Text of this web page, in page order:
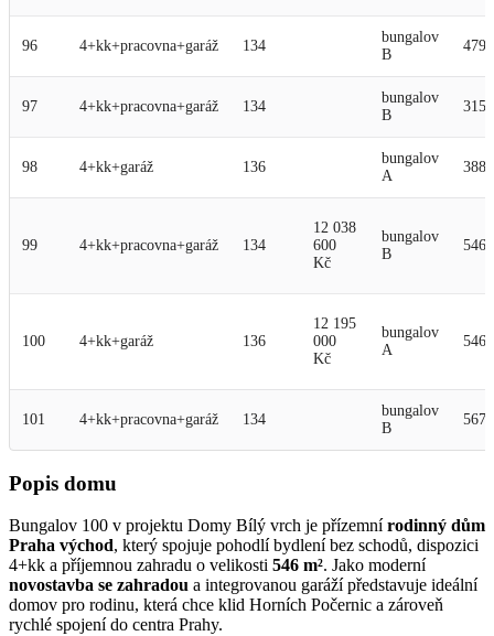
96 4+kk+pracovna+garáž 134
bungalov
B
479
97 4+kk+pracovna+garáž 134
bungalov
B
315
98 4+kk+garáž 136
bungalov
A
388
99 4+kk+pracovna+garáž 134
12 038
600
Kč
bungalov
B
546
100 4+kk+garáž 136
12 195
000
Kč
bungalov
A
546
101 4+kk+pracovna+garáž 134
bungalov
B
567
Popis domu
Bungalov 100 v projektu Domy Bílý vrch je přízemnírodinný dům
Praha východ, který spojuje pohodlí bydlení bez schodů, dispozici
4+kk a příjemnou zahradu o velikosti 546 m². Jako moderní
novostavba se zahradou a integrovanou garáží představuje ideální
domov pro rodinu, která chce klid Horních Počernic a zároveň
rychlé spojení do centra Prahy.